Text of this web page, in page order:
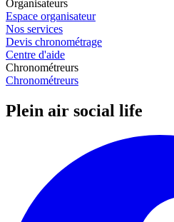
Organisateurs
Espace organisateur
Nos services
Devis chronométrage
Centre d'aide
Chronométreurs
Chronométreurs
Plein air social life